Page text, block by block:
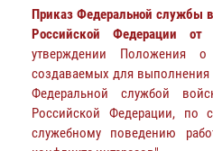
Приказ Федеральной службы
Российской Федерации
утверждении Положения о
создаваемых для выполнения
Федеральной службой
Российской Федерации, по
служебному поведению